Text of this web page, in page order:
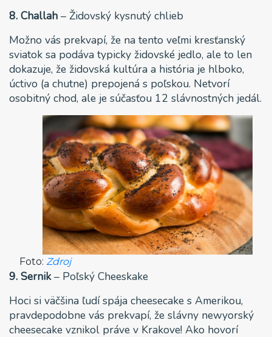
8. Challah – Židovský kysnutý chlieb
Možno vás prekvapí, že na tento veľmi kresťanský
sviatok sa podáva typicky židovské jedlo, ale to len
dokazuje, že židovská kultúra a história je hlboko,
úctivo (a chutne) prepojená s poľskou. Netvorí
osobitný chod, ale je súčasťou 12 slávnostných jedál.
Foto: Zdroj
9. Sernik– Poľský Cheeskake
Hoci si väčšina ľudí spája cheesecake s Amerikou,
pravdepodobne vás prekvapí, že slávny newyorský
cheesecake vznikol práve v Krakove! Ako hovorí